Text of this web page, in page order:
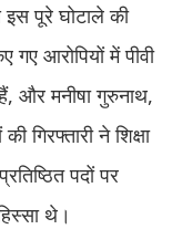
इस पूरे घोटाले की
गए आरोपियों में पीवी
और मनीषा गुरुनाथ,
गिरफ्तारी ने शिक्षा
पदों पर
थे।